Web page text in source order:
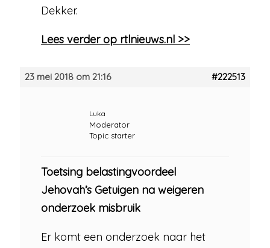
Dekker.
Lees verder op rtlnieuws.nl >>
23 mei 2018 om 21:16 #222513
Luka
Moderator
Topic starter
Toetsing belastingvoordeel
Jehovah’s Getuigen na weigeren
onderzoek misbruik
Er komt een onderzoek naar het